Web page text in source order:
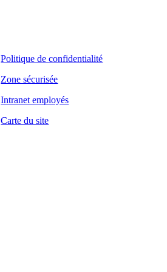
Politique de confidentialité
Zone sécurisée
Intranet employés
Carte du site